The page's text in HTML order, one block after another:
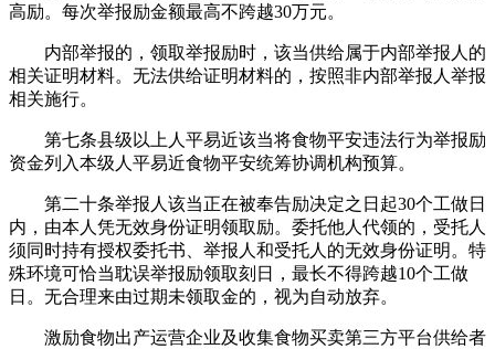
高励。每次举报励金额最高不跨越30万元。
内部举报的，领取举报励时，该当供给属于内部举报人的
相关证明材料。无法供给证明材料的，按照非内部举报人举报
相关施行。
第七条县级以上人平易近该当将食物平安违法行为举报励
资金列入本级人平易近食物平安统筹协调机构预算。
第二十条举报人该当正在被奉告励决定之日起30个工做日
内，由本人凭无效身份证明领取励。委托他人代领的，受托人
须同时持有授权委托书、举报人和受托人的无效身份证明。特
殊环境可恰当耽误举报励领取刻日，最长不得跨越10个工做
日。无合理来由过期未领取金的，视为自动放弃。
激励食物出产运营企业及收集食物买卖第三方平台供给者